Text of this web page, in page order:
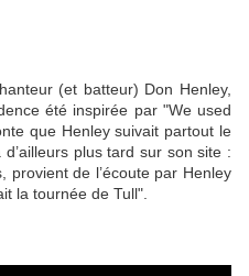
(et batteur) Don Henley,
été inspirée par "We used
que Henley suivait partout le
plus tard sur son site :
provient de l’écoute par Henley
la tournée de Tull".